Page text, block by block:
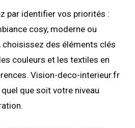
par identifier vos priorités :
cosy, moderne ou
choisissez des éléments clés
couleurs et les textiles en
Vision-deco-interieur.fr
que soit votre niveau